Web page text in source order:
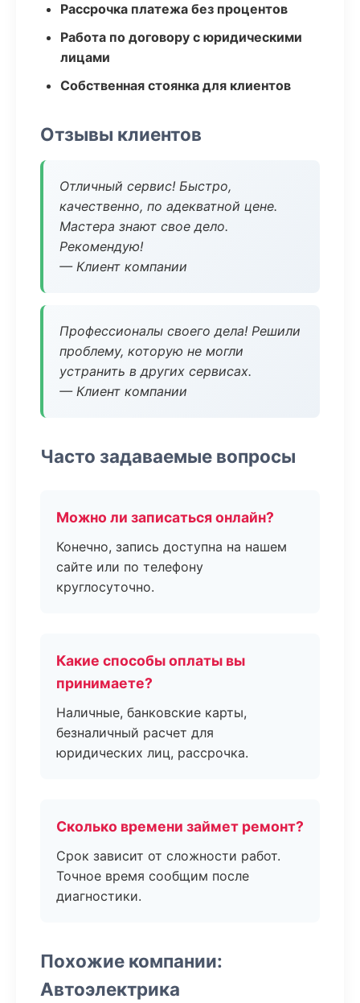
Рассрочка платежа без процентов
Работа по договору с юридическими
лицами
Собственная стоянка для клиентов
Отзывы клиентов
Отличный сервис! Быстро,
качественно, по адекватной цене.
Мастера знают свое дело.
Рекомендую!
— Клиент компании
Профессионалы своего дела! Решили
проблему, которую не могли
устранить в других сервисах.
— Клиент компании
Часто задаваемые вопросы
Можно ли записаться онлайн?
Конечно, запись доступна на нашем
сайте или по телефону
круглосуточно.
Какие способы оплаты вы
принимаете?
Наличные, банковские карты,
безналичный расчет для
юридических лиц, рассрочка.
Сколько времени займет ремонт?
Срок зависит от сложности работ.
Точное время сообщим после
диагностики.
Похожие компании:
Автоэлектрика